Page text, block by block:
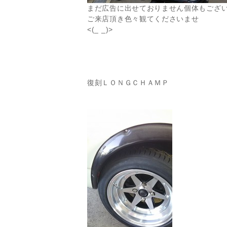
まだ広告に出せておりません個体もござ
ご来店頂き色々観てくださいませ
<(_ _)>
復刻ＬＯＮＧＣＨＡＭＰ